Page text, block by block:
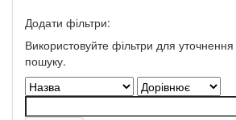
Додати фільтри:
Використовуйте фільтри для уточнення
пошуку.